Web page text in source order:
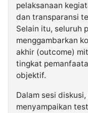
pelaksanaan
dan transparansi
Selain itu, seluruh
menggambarkan
akhir (outcome)
tingkat
objektif.
Dalam sesi
menyampaikan